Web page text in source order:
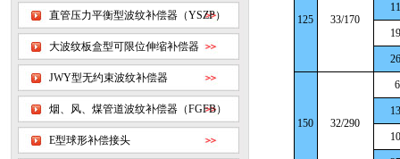
直管压力平衡型波纹补偿器（YSZP）
大波纹板盒型可限位伸缩补偿器
JWY型无约束波纹补偿器
烟、风、煤管道波纹补偿器（FGFB）
E型球形补偿接头
125 33/170
150 32/290